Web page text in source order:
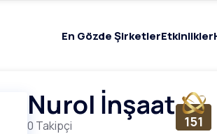
En Gözde ŞirketlerEtkinlikler
Nurol İnşaat
0 Takipçi 151